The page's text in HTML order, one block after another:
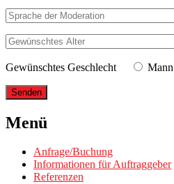
Gewünschtes Geschlecht Mann
Menü
Anfrage/Buchung
Informationen für Auftraggeber
Referenzen